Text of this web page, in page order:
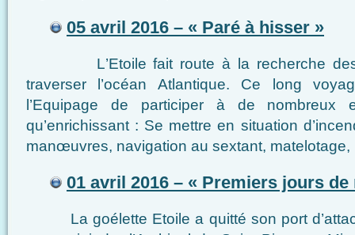
05 avril 2016 – « Paré à hisser »
L’Etoile fait route à la recherche des
traverser l’océan Atlantique. Ce long
l’Equipage de participer à de nombreux
qu’enrichissant : Se mettre en situation
manœuvres, navigation au sextant,
01 avril 2016 – « Premiers jours de
La goélette Etoile a quitté son port